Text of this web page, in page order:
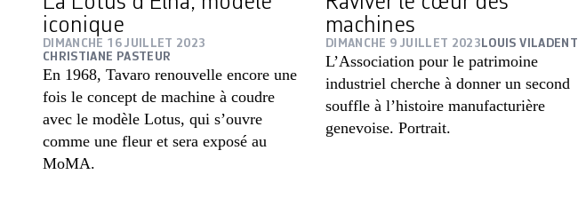
iconique
DIMANCHE 16 JUILLET 2023
CHRISTIANE PASTEUR
En 1968, Tavaro renouvelle encore une
fois le concept de machine à coudre
avec le modèle Lotus, qui s’ouvre
comme une fleur et sera exposé au
MoMA.
machines
DIMANCHE 9 JUILLET 2023 LOUIS VILADENT
L’Association pour le patrimoine
industriel cherche à donner un second
souffle à l’histoire manufacturière
genevoise. Portrait.